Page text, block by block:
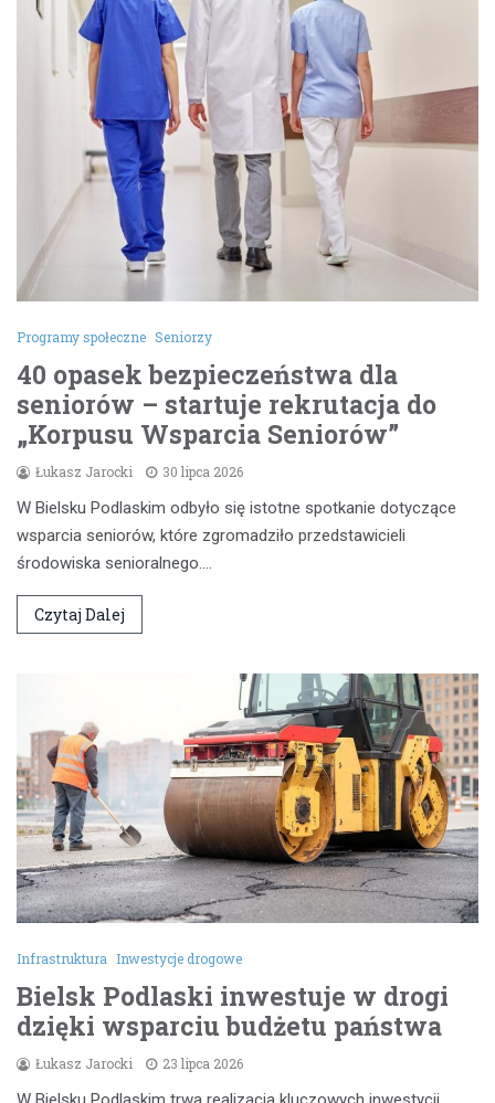
Programy społeczne Seniorzy
40 opasek bezpieczeństwa dla
seniorów – startuje rekrutacja do
„Korpusu Wsparcia Seniorów”
Łukasz Jarocki 30 lipca 2026
W Bielsku Podlaskim odbyło się istotne spotkanie dotyczące
wsparcia seniorów, które zgromadziło przedstawicieli
środowiska senioralnego.…
Czytaj Dalej
Infrastruktura Inwestycje drogowe
Bielsk Podlaski inwestuje w drogi
dzięki wsparciu budżetu państwa
Łukasz Jarocki 23 lipca 2026